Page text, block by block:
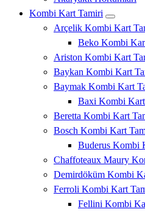
Kombi Kart Tamiri
Arçelik Kombi Kart
Beko Kombi
Ariston Kombi Kart
Baykan Kombi Kart
Baymak Kombi Kart
Baxi Kombi
Beretta Kombi Kart
Bosch Kombi Kart
Buderus Kombi
Chaffoteaux Maury
Demirdöküm Kombi
Ferroli Kombi Kart
Fellini Kombi